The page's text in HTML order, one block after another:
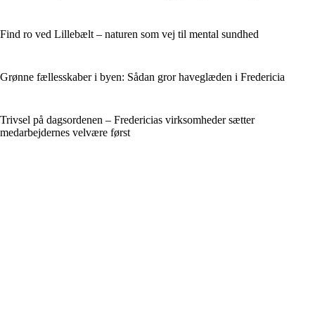
Find ro ved Lillebælt – naturen som vej til mental sundhed
Grønne fællesskaber i byen: Sådan gror haveglæden i Fredericia
Trivsel på dagsordenen – Fredericias virksomheder sætter
medarbejdernes velvære først